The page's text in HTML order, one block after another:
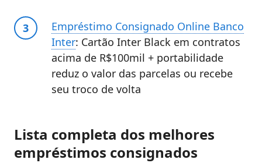
Empréstimo Consignado Online Banco
Inter: Cartão Inter Black em contratos
acima de R$100mil + portabilidade
reduz o valor das parcelas ou recebe
seu troco de volta
Lista completa dos melhores
empréstimos consignados